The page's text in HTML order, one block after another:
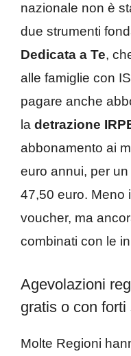
nazionale non è
due strumenti
Dedicata a Te,
alle famiglie con
pagare anche
la detrazione
abbonamento ai
euro annui, per
47,50 euro. Meno
voucher, ma
combinati con le
Agevolazioni
gratis o con forti
Molte Regioni